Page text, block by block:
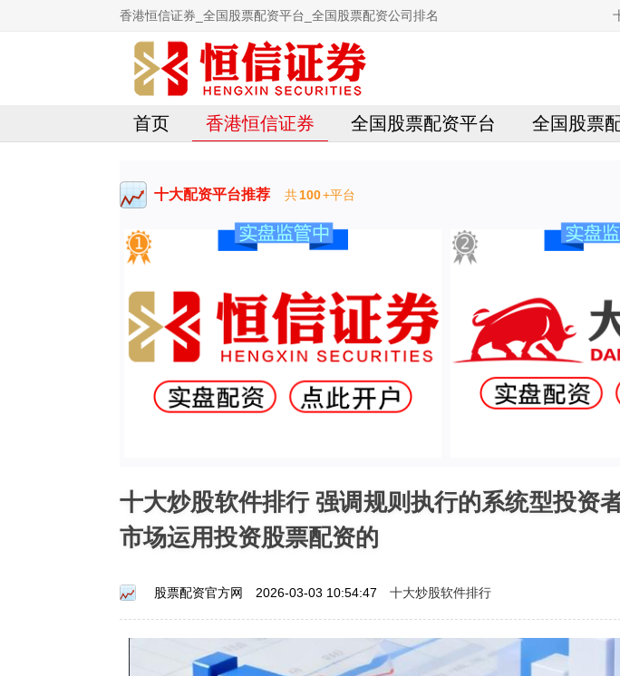
香港恒信证券_全国股票配资平台_全国股票配资公司排名
首页 香港恒信证券 全国股票配资平台 全国股票
十大配资平台推荐 共100+平台
十大炒股软件排行 强调规则执行的系统型投资
市场运用投资股票配资的
股票配资官方网 2026-03-03 10:54:47 十大炒股软件排行